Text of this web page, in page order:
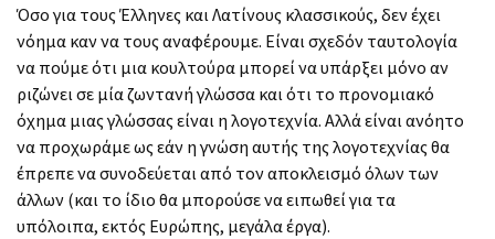
Όσο για τους Έλληνες και Λατίνους κλασσικούς, δεν έχει
νόημα καν να τους αναφέρουμε. Είναι σχεδόν ταυτολογία
να πούμε ότι μια κουλτούρα μπορεί να υπάρξει μόνο αν
ριζώνει σε μία ζωντανή γλώσσα και ότι το προνομιακό
όχημα μιας γλώσσας είναι η λογοτεχνία. Αλλά είναι ανόητο
να προχωράμε ως εάν η γνώση αυτής της λογοτεχνίας θα
έπρεπε να συνοδεύεται από τον αποκλεισμό όλων των
άλλων (και το ίδιο θα μπορούσε να ειπωθεί για τα
υπόλοιπα, εκτός Ευρώπης, μεγάλα έργα).